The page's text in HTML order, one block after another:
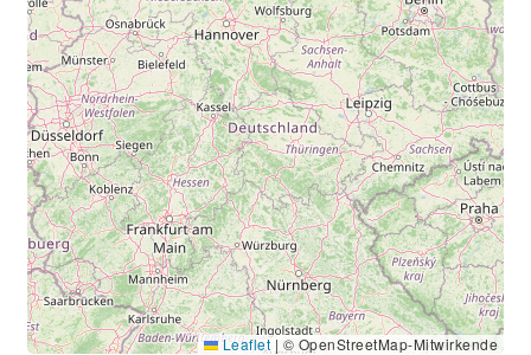
Leaflet | © OpenStreetMap-Mitwirkende